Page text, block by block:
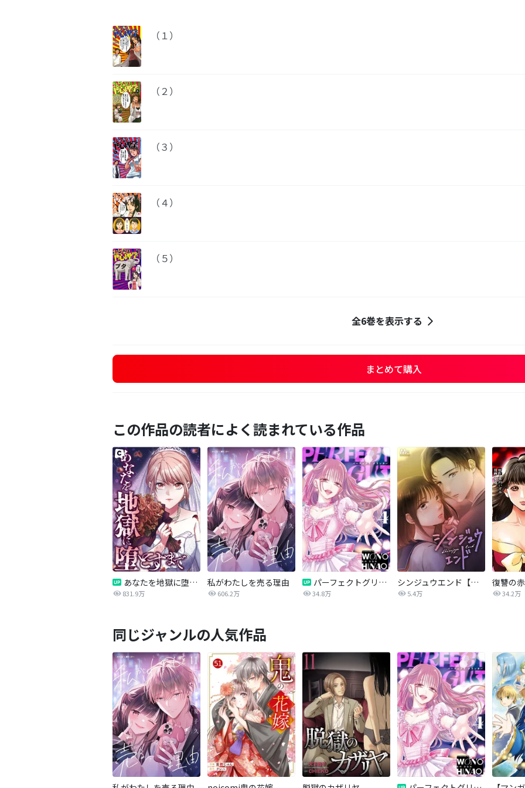
（１）
（２）
（３）
（４）
（５）
全6巻を表示する
まとめて購入
この作品の読者によく読まれている作品
あなたを地獄に堕とすまで
831.9万
私がわたしを売る理由
606.2万
パーフェクトグリッター
34.8万
シンジュウエンド【タテヨミ】
5.4万 34.2万
同じジャンルの人気作品